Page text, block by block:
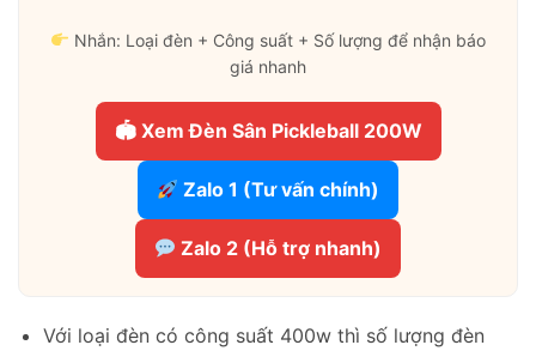
Nhắn: Loại đèn + Công suất + Số lượng để nhận báo
giá nhanh
🏟 Xem Đèn Sân Pickleball 200W
Zalo 1 (Tư vấn chính)
Zalo 2 (Hỗ trợ nhanh)
Với loại đèn có công suất 400w thì số lượng đèn